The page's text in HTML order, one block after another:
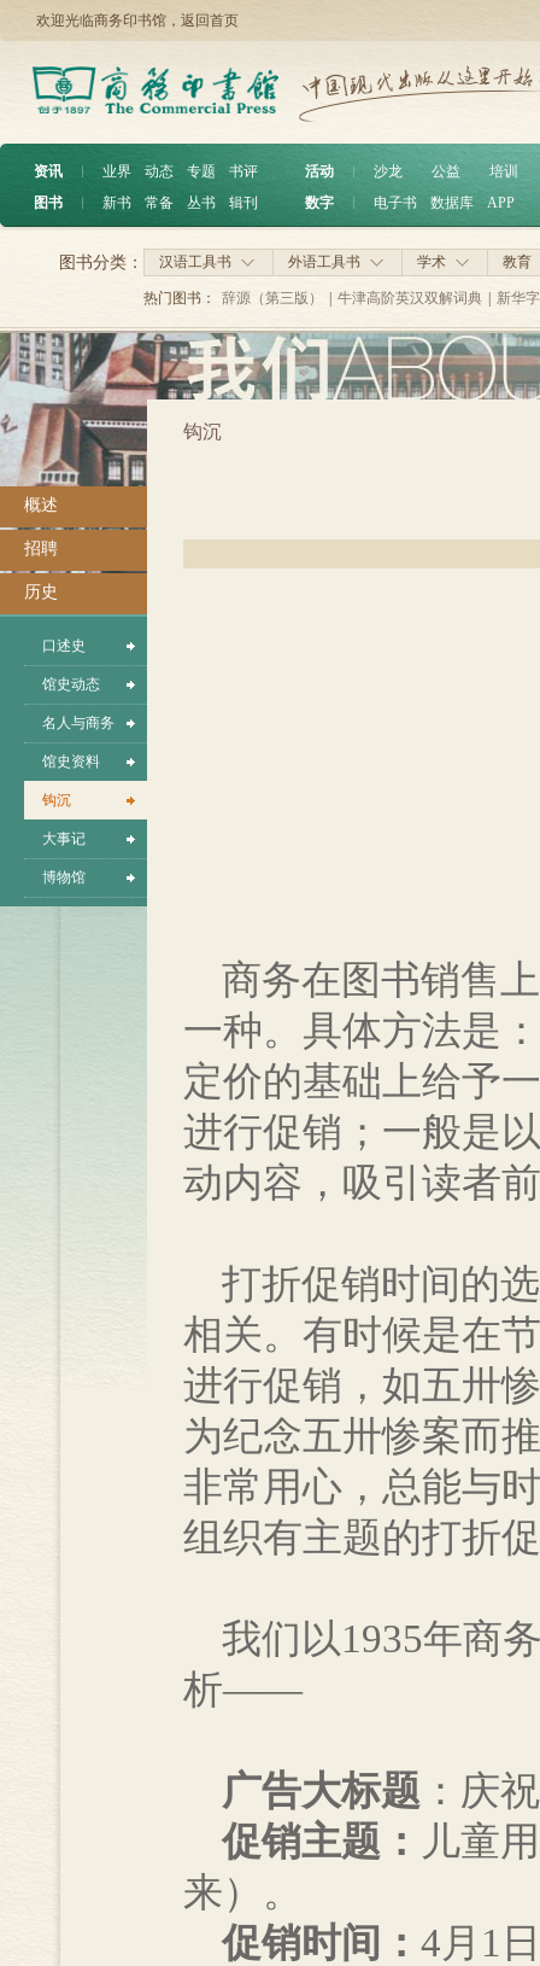
欢迎光临商务印书馆， 返回首页
资讯 ︱ 业界 动态 专题
书评
图书
︱ 新书 常备 丛书 辑刊
活动 沙龙 公益
培训
数字
电子书 数据库 APP
汉语工具书 外语工具书 学术 教育
图书分类：
热门图书： 辞源（第三版） 牛津高阶英汉双解词典 新华
概述
招聘
历史
口述史
馆史动态
名人与商务
馆史资料
钩沉
大事记
博物馆
钩沉
商务在图书销售
一种。具体方法是
定价的基础上给予
进行促销；一般是
动内容，吸引读者
打折促销时间的
相关。有时候是在
进行促销，如五卅
为纪念五卅惨案而
非常用心，总能与
组织有主题的打折
我们以1935年商
析——
广告大标题 ：庆
促销主题： 儿童
来）。
促销时间： 4月1